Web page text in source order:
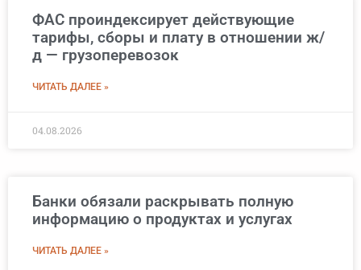
ФАС проиндексирует действующие
тарифы, сборы и плату в отношении ж/
д — грузоперевозок
ЧИТАТЬ ДАЛЕЕ »
04.08.2026
Банки обязали раскрывать полную
информацию о продуктах и услугах
ЧИТАТЬ ДАЛЕЕ »